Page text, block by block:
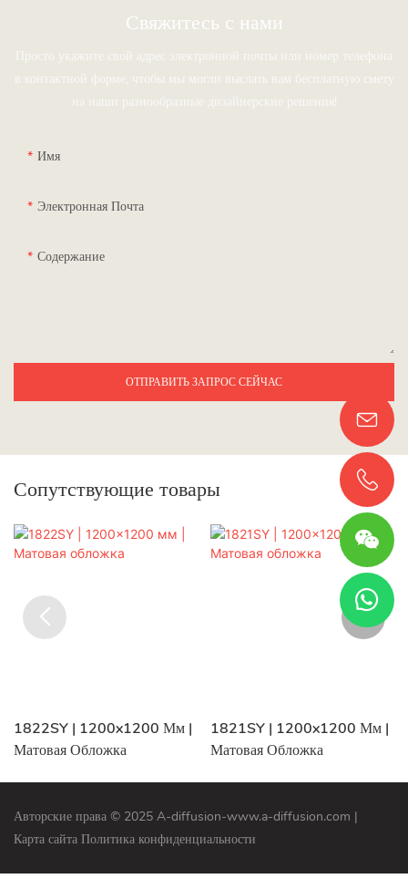
Свяжитесь с нами
Просто укажите свой адрес электронной почты или номер телефона
в контактной форме, чтобы мы могли выслать вам бесплатную смету
на наши разнообразные дизайнерские решения!
Имя
Электронная Почта
Содержание
ОТПРАВИТЬ ЗАПРОС СЕЙЧАС
Сопутствующие товары
1822SY | 1200x1200 Мм |
Матовая Обложка
1821SY | 1200x1200 Мм |
Матовая Обложка
Авторские права © 2025 A-diffusion-www.a-diffusion.com |
Карта сайта Политика конфиденциальности